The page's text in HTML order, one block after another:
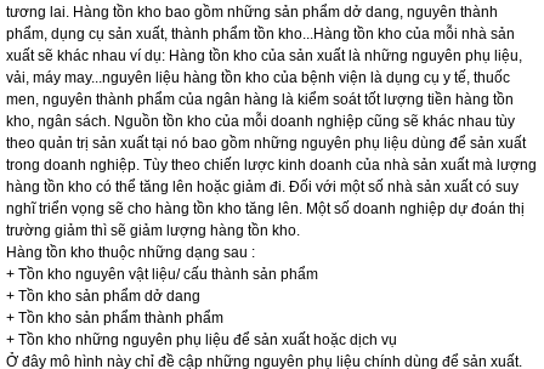
tương lai. Hàng tồn kho bao gồm những sản phẩm dở dang, nguyên thành
phẩm, dụng cụ sản xuất, thành phẩm tồn kho...Hàng tồn kho của mỗi nhà sản
xuất sẽ khác nhau ví dụ: Hàng tồn kho của sản xuất là những nguyên phụ liệu,
vải, máy may...nguyên liệu hàng tồn kho của bệnh viện là dụng cụ y tế, thuốc
men, nguyên thành phẩm của ngân hàng là kiểm soát tốt lượng tiền hàng tồn
kho, ngân sách. Nguồn tồn kho của mỗi doanh nghiệp cũng sẽ khác nhau tùy
theo quản trị sản xuất tại nó bao gồm những nguyên phụ liệu dùng để sản xuất
trong doanh nghiệp. Tùy theo chiến lược kinh doanh của nhà sản xuất mà lượng
hàng tồn kho có thể tăng lên hoặc giảm đi. Đối với một số nhà sản xuất có suy
nghĩ triển vọng sẽ cho hàng tồn kho tăng lên. Một số doanh nghiệp dự đoán thị
trường giảm thì sẽ giảm lượng hàng tồn kho.
Hàng tồn kho thuộc những dạng sau :
+ Tồn kho nguyên vật liệu/ cấu thành sản phẩm
+ Tồn kho sản phẩm dở dang
+ Tồn kho sản phẩm thành phẩm
+ Tồn kho những nguyên phụ liệu để sản xuất hoặc dịch vụ
Ở đây mô hình này chỉ đề cập những nguyên phụ liệu chính dùng để sản xuất.